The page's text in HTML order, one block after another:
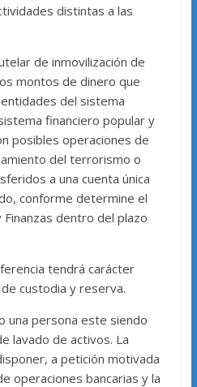
distintas a las
de inmovilización de
montos de dinero que
del sistema
financiero popular y
posibles operaciones de
del terrorismo o
a una cuenta única
conforme determine el
dentro del plazo
tendrá carácter
custodia y reserva.
una persona este siendo
lavado de activos. La
a petición motivada
operaciones bancarias y la